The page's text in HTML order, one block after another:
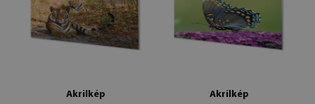
Akrilkép
Akrilkép